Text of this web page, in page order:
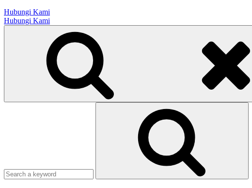
Hubungi Kami
Hubungi Kami
Search
Search